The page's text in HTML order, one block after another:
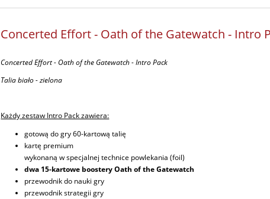
Concerted Effort - Oath of the Gatewatch - Intro
Concerted Effort - Oath of the Gatewatch - Intro Pack
Talia biało - zielona
Każdy zestaw Intro Pack zawiera:
gotową do gry 60-kartową talię
kartę premium
wykonaną w specjalnej technice powlekania (foil)
dwa 15-kartowe boostery Oath of the Gatewatch
przewodnik do nauki gry
przewodnik strategii gry